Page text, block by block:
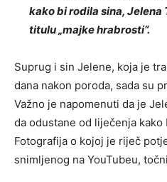
kako bi rodila sina,
titulu „majke hrabrosti“.
Suprug i sin Jelene, koja je
dana nakon poroda, sada su
Važno je napomenuti da je
da odustane od liječenja
Fotografija o kojoj je riječ
snimljenog na YouTubeu,